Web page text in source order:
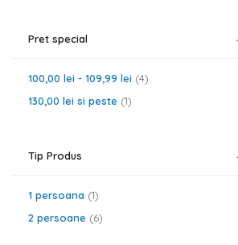
Pret special
100,00 lei - 109,99 lei
4
130,00 lei si peste 1
Tip Produs
1 persoana
1
2 persoane
6